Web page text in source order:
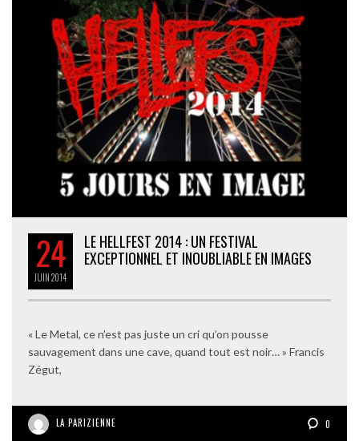
24
JUIN2014
LE HELLFEST 2014 : UN FESTIVAL
EXCEPTIONNEL ET INOUBLIABLE EN IMAGES
« Le Metal, ce n’est pas juste un cri qu’on pousse
sauvagement dans une cave, quand tout est noir… » Francis
Zégut,
LA PARIZIENNE 0